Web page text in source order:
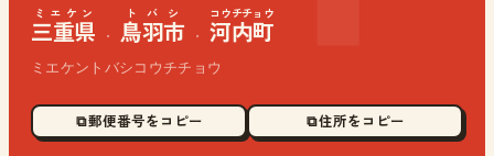
三重県
ミエケン
· 鳥羽市
トバシ
· 河内町
コウチチョウ
ミエケントバシコウチチョウ
⧉ 郵便番号をコピー ⧉ 住所をコピー